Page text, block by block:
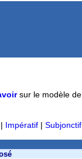
sur le modèle de
| Impératif | Subjonctif